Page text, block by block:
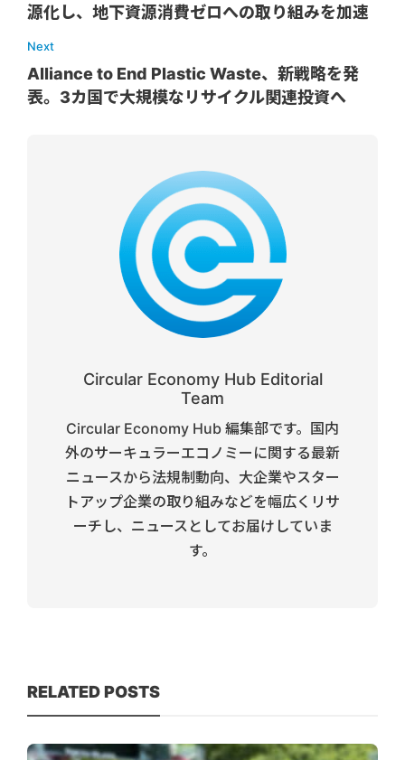
源化し、地下資源消費ゼロへの取り組みを加速
Next
Alliance to End Plastic Waste、新戦略を発
表。3カ国で大規模なリサイクル関連投資へ
Circular Economy Hub Editorial
Team
Circular Economy Hub 編集部です。国内
外のサーキュラーエコノミーに関する最新
ニュースから法規制動向、大企業やスター
トアップ企業の取り組みなどを幅広くリサ
ーチし、ニュースとしてお届けしていま
す。
RELATED POSTS